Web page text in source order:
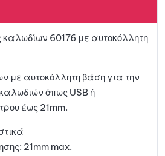
αγαπη
μένων
60176 με αυτοκόλλητη
με αυτοκόλλητη βάση για την
όπως USB ή
έως 21mm.
21mm max.